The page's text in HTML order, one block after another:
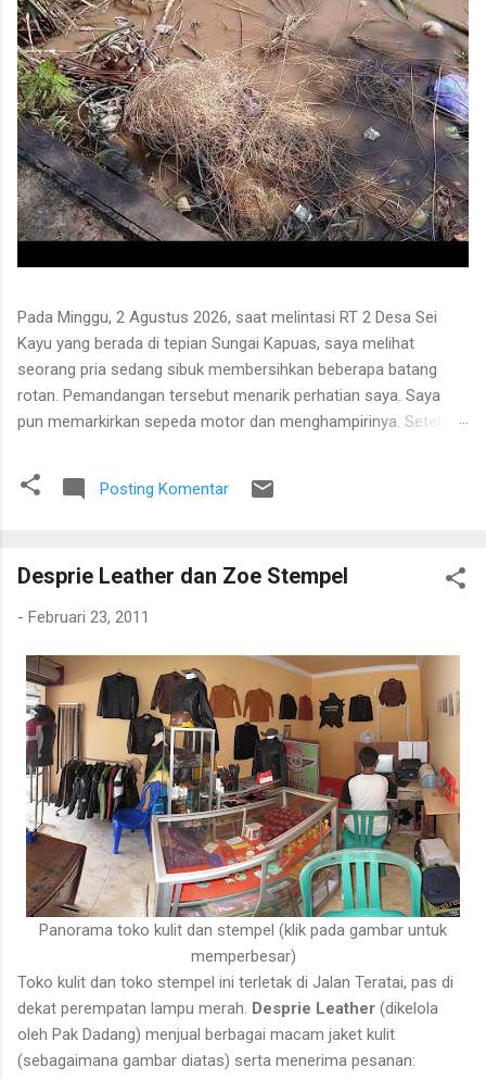
Pada Minggu, 2 Agustus 2026, saat melintasi RT 2 Desa Sei
Kayu yang berada di tepian Sungai Kapuas, saya melihat
seorang pria sedang sibuk membersihkan beberapa batang
rotan. Pemandangan tersebut menarik perhatian saya. Saya
pun memarkirkan sepeda motor dan menghampirinya. Setelah
proses pengolahan rotan hingga menjadi bahan baku tikar
anyaman. Di tangan masyarakat setempat, rotan berduri yang
ekonomi. Bapak tersebut bercerita bahwa rotan yang sedang
rotan. Tanaman itu diperkirakan telah berusia sekitar sepuluh
tahun. Rotan dikenal memiliki banyak duri sehingga tidak mudah
untuk ditarik dan dipanen. Menurutnya, sebelum menarik rotan,
duri-duri pada bagian batang yang akan dipegang harus
dibersihkan terlebih dahulu. Setelah bagian tersebut aman,
barulah rotan dapat...
Posting Komentar
Desprie Leather dan Zoe Stempel
- Februari 23, 2011
Panorama toko kulit dan stempel (klik pada gambar untuk
memperbesar)
Toko kulit dan toko stempel ini terletak di Jalan Teratai, pas di
dekat perempatan lampu merah. Desprie Leather (dikelola
oleh Pak Dadang) menjual berbagai macam jaket kulit
(sebagaimana gambar diatas) serta menerima pesanan: